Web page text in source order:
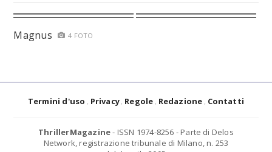
Magnus 4 FOTO
Termini d'uso Privacy Regole Redazione Contatti
ThrillerMagazine- ISSN 1974-8256 - Parte di Delos
Network, registrazione tribunale di Milano, n. 253